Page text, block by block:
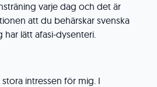
varje dag och det är
att du behärskar svenska
lätt afasi-dysenteri.
intressen för mig. I